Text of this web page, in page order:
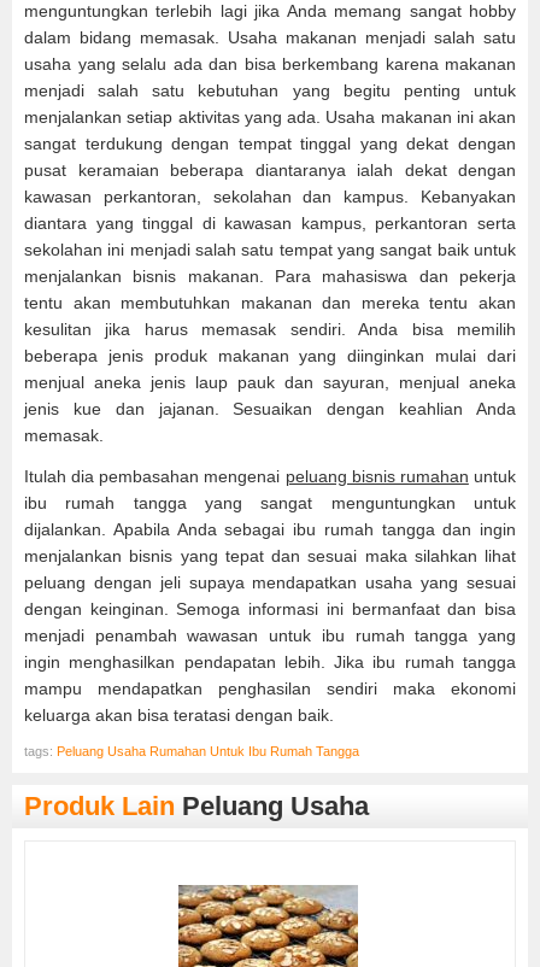
menguntungkan terlebih lagi jika Anda memang sangat hobby
dalam bidang memasak. Usaha makanan menjadi salah satu
usaha yang selalu ada dan bisa berkembang karena makanan
menjadi salah satu kebutuhan yang begitu penting untuk
menjalankan setiap aktivitas yang ada. Usaha makanan ini akan
sangat terdukung dengan tempat tinggal yang dekat dengan
pusat keramaian beberapa diantaranya ialah dekat dengan
kawasan perkantoran, sekolahan dan kampus. Kebanyakan
diantara yang tinggal di kawasan kampus, perkantoran serta
sekolahan ini menjadi salah satu tempat yang sangat baik untuk
menjalankan bisnis makanan. Para mahasiswa dan pekerja
tentu akan membutuhkan makanan dan mereka tentu akan
kesulitan jika harus memasak sendiri. Anda bisa memilih
beberapa jenis produk makanan yang diinginkan mulai dari
menjual aneka jenis laup pauk dan sayuran, menjual aneka
jenis kue dan jajanan. Sesuaikan dengan keahlian Anda
memasak.
Itulah dia pembasahan mengenai peluang bisnis rumahan untuk
ibu rumah tangga yang sangat menguntungkan untuk
dijalankan. Apabila Anda sebagai ibu rumah tangga dan ingin
menjalankan bisnis yang tepat dan sesuai maka silahkan lihat
peluang dengan jeli supaya mendapatkan usaha yang sesuai
dengan keinginan. Semoga informasi ini bermanfaat dan bisa
menjadi penambah wawasan untuk ibu rumah tangga yang
ingin menghasilkan pendapatan lebih. Jika ibu rumah tangga
mampu mendapatkan penghasilan sendiri maka ekonomi
keluarga akan bisa teratasi dengan baik.
tags: Peluang Usaha Rumahan Untuk Ibu Rumah Tangga
Produk Lain Peluang Usaha